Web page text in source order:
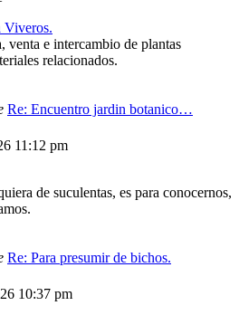
Viveros.
venta e intercambio de plantas
relacionados.
Re: Encuentro jardin botanico…
11:12 pm
de suculentas, es para conocernos,
Re: Para presumir de bichos.
10:37 pm